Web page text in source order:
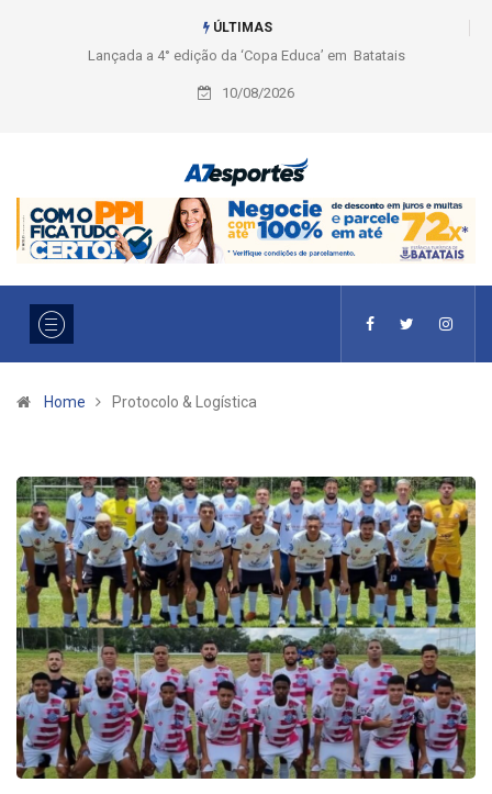
ÚLTIMAS
da ‘Copa Educa’ em Batatais Liga 2026: Equipes rompem com a LABE na
10/08/2026
Home Protocolo & Logística